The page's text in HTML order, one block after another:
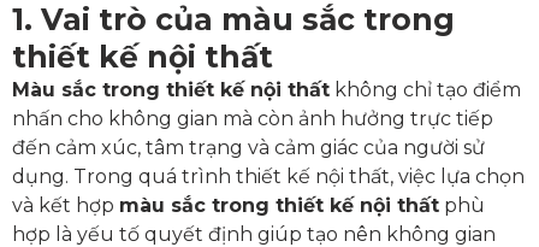
1. Vai trò của màu sắc trong
thiết kế nội thất
Màu sắc trong thiết kế nội thất không chỉ tạo điểm
nhấn cho không gian mà còn ảnh hưởng trực tiếp
đến cảm xúc, tâm trạng và cảm giác của người sử
dụng. Trong quá trình thiết kế nội thất, việc lựa chọn
và kết hợp màu sắc trong thiết kế nội thất phù
hợp là yếu tố quyết định giúp tạo nên không gian